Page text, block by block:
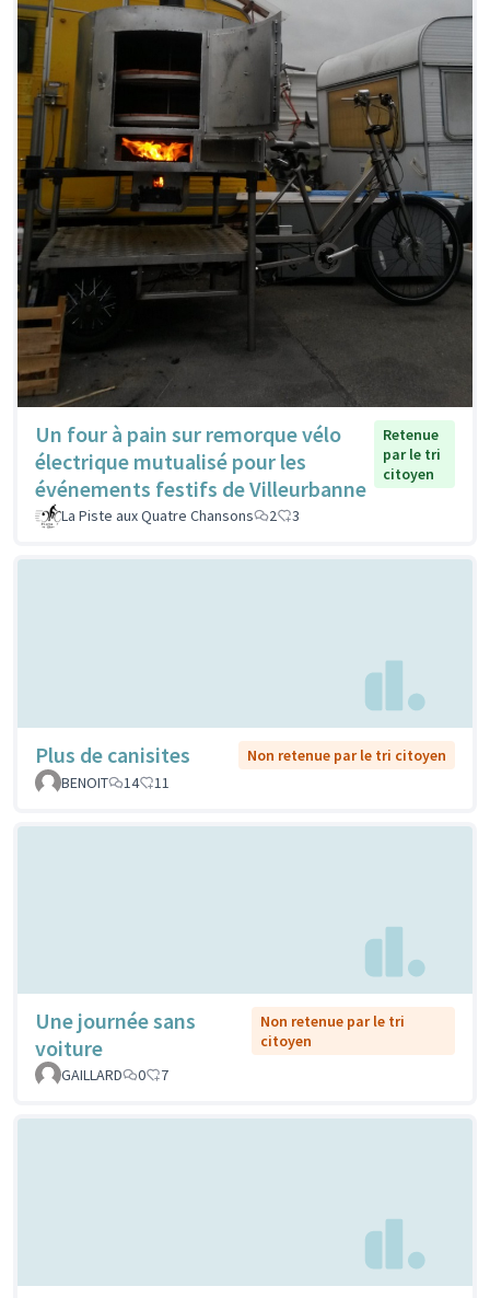
Un four à pain sur remorque vélo
électrique mutualisé pour les
événements festifs de Villeurbanne
Retenue
par le tri
citoyen
La Piste aux Quatre Chansons 2 3
Plus de canisites
Non retenue par le tri citoyen
BENOIT
14 11
Une journée sans
voiture
Non retenue par le tri
citoyen
GAILLARD
0 7